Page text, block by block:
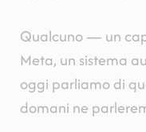
Qualcuno — un
Meta, un sistema
oggi parliamo di
domani ne